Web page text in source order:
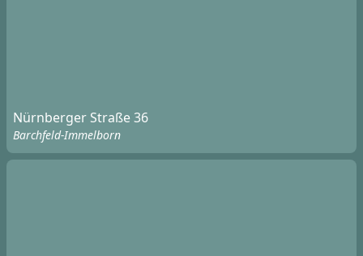
Nürnberger Straße 36
Barchfeld-Immelborn